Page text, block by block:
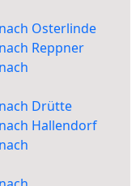
Osterlinde
Reppner
Drütte
Hallendorf